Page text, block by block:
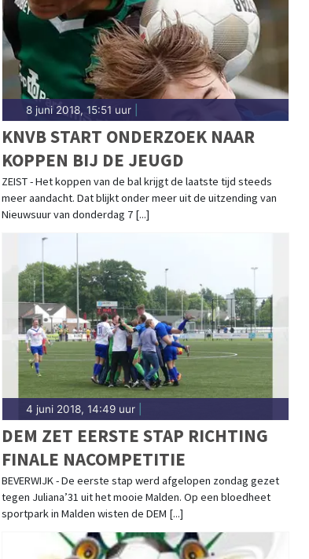
8 juni 2018, 15:51 uur|
KNVB START ONDERZOEK NAAR
KOPPEN BIJ DE JEUGD
ZEIST - Het koppen van de bal krijgt de laatste tijd steeds
meer aandacht. Dat blijkt onder meer uit de uitzending van
Nieuwsuur van donderdag 7 [...]
4 juni 2018, 14:49 uur|
DEM ZET EERSTE STAP RICHTING
FINALE NACOMPETITIE
BEVERWIJK - De eerste stap werd afgelopen zondag gezet
tegen Juliana’31 uit het mooie Malden. Op een bloedheet
sportpark in Malden wisten de DEM [...]